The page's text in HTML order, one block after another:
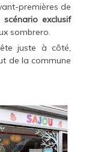
premières de
scénario exclusif
sombrero.
juste à côté,
de la commune